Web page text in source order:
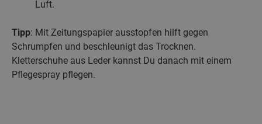
Luft.
Tipp: Mit Zeitungspapier ausstopfen hilft gegen
Schrumpfen und beschleunigt das Trocknen.
Kletterschuhe aus Leder kannst Du danach mit einem
Pflegespray pflegen.